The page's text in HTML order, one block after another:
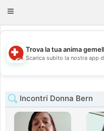
Toggle
💖
💕
Trova la tua anima
Scarica subito la nostra app
Incontri Donna Bern